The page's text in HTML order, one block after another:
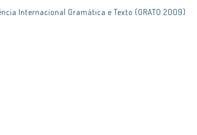
Internacional Gramática e Texto (GRATO 2009)